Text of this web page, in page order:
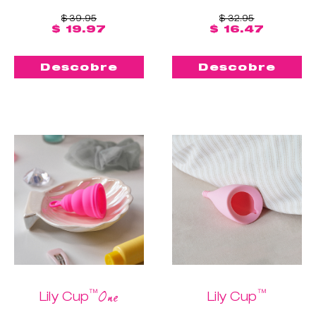
$ 39.95
$ 19.97
Descobre
$ 32.95
$ 16.47
Descobre
Lily Cup™One Lily Cup™